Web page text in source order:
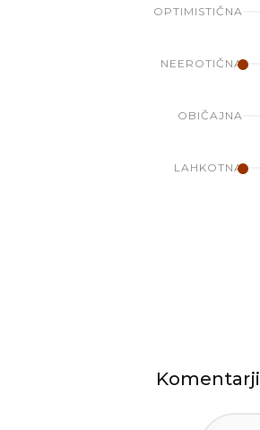
OPTIMISTIČNA
NEEROTIČNA
OBIČAJNA
LAHKOTNA
Komentarji